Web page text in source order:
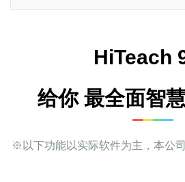
HiTeach
给你 最全面智
※ 以下功能以实际软件为主，本公